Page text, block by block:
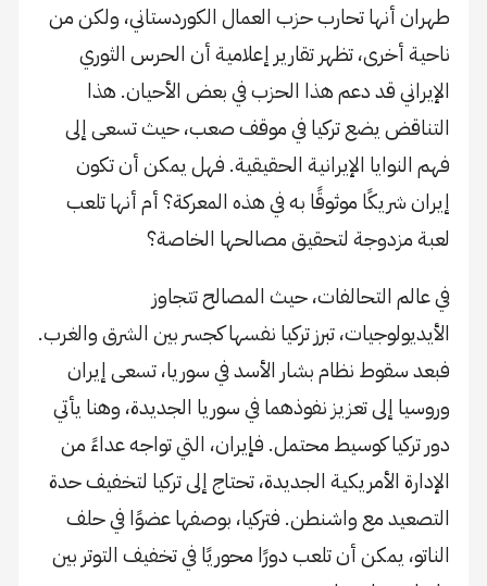
طهران أنها تحارب حزب العمال الكوردستاني، ولكن من
ناحية أخرى، تظهر تقارير إعلامية أن الحرس الثوري
الإيراني قد دعم هذا الحزب في بعض الأحيان. هذا
التناقض يضع تركيا في موقف صعب، حيث تسعى إلى
فهم النوايا الإيرانية الحقيقية. فهل يمكن أن تكون
إيران شريكًا موثوقًا به في هذه المعركة؟ أم أنها تلعب
لعبة مزدوجة لتحقيق مصالحها الخاصة؟
في عالم التحالفات، حيث المصالح تتجاوز
الأيديولوجيات، تبرز تركيا نفسها كجسر بين الشرق والغرب.
فبعد سقوط نظام بشار الأسد في سوريا، تسعى إيران
وروسيا إلى تعزيز نفوذهما في سوريا الجديدة، وهنا يأتي
دور تركيا كوسيط محتمل. فإيران، التي تواجه عداءً من
الإدارة الأمريكية الجديدة، تحتاج إلى تركيا لتخفيف حدة
التصعيد مع واشنطن. فتركيا، بوصفها عضوًا في حلف
الناتو، يمكن أن تلعب دورًا محوريًا في تخفيف التوتر بين